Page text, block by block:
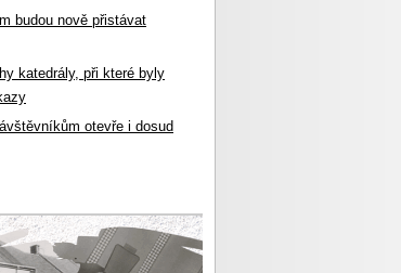
budou nově přistávat
katedrály, při které byly
otevře i dosud